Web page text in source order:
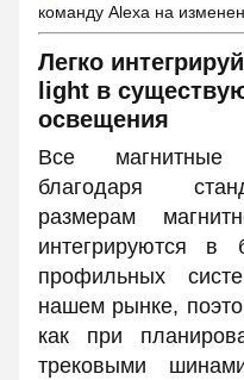
Легко
light в
освещения
Все магнитные
благодаря
размерам
интегрируются в
профильных
нашем рынке,
как при
трековыми